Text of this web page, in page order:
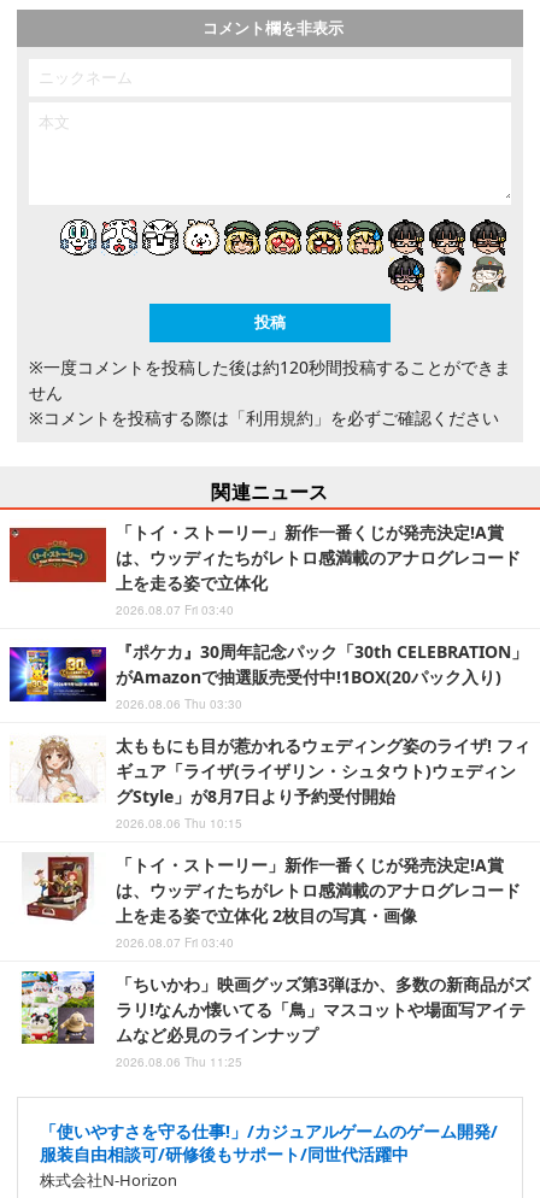
コメント欄を非表示
※一度コメントを投稿した後は約120秒間投稿することができま
せん
※コメントを投稿する際は 「利用規約」 を必ずご確認ください
関連ニュース
「トイ・ストーリー」新作一番くじが発売決定!A賞
は、ウッディたちがレトロ感満載のアナログレコード
上を走る姿で立体化
2026.08.07 Fri 03:40
『ポケカ』30周年記念パック「30th CELEBRATION」
がAmazonで抽選販売受付中!1BOX(20パック入り)
2026.08.06 Thu 03:30
太ももにも目が惹かれるウェディング姿のライザ! フィ
ギュア「ライザ(ライザリン・シュタウト)ウェディン
グStyle」が8月7日より予約受付開始
2026.08.06 Thu 10:15
「トイ・ストーリー」新作一番くじが発売決定!A賞
は、ウッディたちがレトロ感満載のアナログレコード
上を走る姿で立体化 2枚目の写真・画像
2026.08.07 Fri 03:40
「ちいかわ」映画グッズ第3弾ほか、多数の新商品がズ
ラリ!なんか懐いてる「鳥」マスコットや場面写アイテ
ムなど必見のラインナップ
2026.08.06 Thu 11:25
「使いやすさを守る仕事!」/カジュアルゲームのゲーム開発/
服装自由相談可/研修後もサポート/同世代活躍中
株式会社N-Horizon